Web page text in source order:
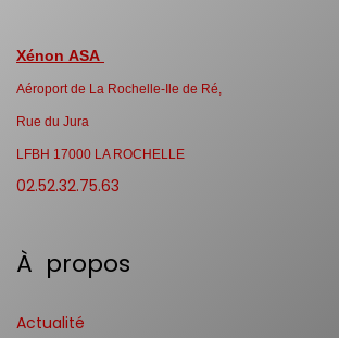
Xénon ASA
Aéroport de La Rochelle-Ile de Ré,
Rue du Jura
LFBH 17000 LA ROCHELLE
02.52.32.75.63
À propos
Actualité